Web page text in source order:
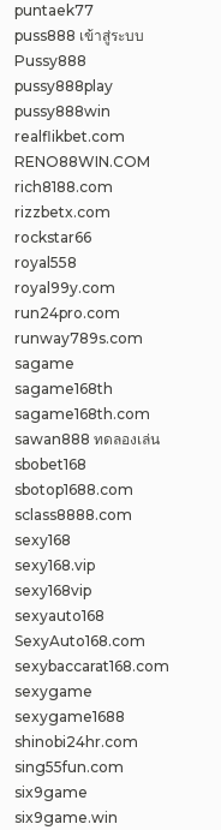
puntaek77
puss888 เข้าสู่ระบบ
Pussy888
pussy888play
pussy888win
realflikbet.com
RENO88WIN.COM
rich8188.com
rizzbetx.com
rockstar66
royal558
royal99y.com
run24pro.com
runway789s.com
sagame
sagame168th
sagame168th.com
sawan888 ทดลองเล่น
sbobet168
sbotop1688.com
sclass8888.com
sexy168
sexy168.vip
sexy168vip
sexyauto168
SexyAuto168.com
sexybaccarat168.com
sexygame
sexygame1688
shinobi24hr.com
sing55fun.com
six9game
six9game.win